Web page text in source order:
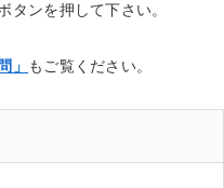
タンを押して下さい。
」 もご覧ください。